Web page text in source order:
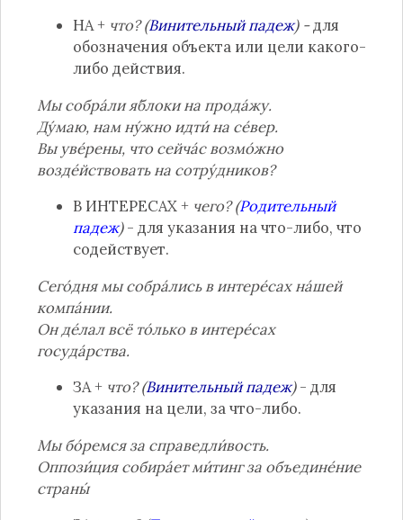
НА + что? (Винительный падеж)-для
обозначения объекта или цели какого-
либо действия.
Мы собра́ли я́блоки на прода́жу.
Ду́маю, нам ну́жно идти́ на се́вер.
Вы уве́рены, что сейча́с возмо́жно
возде́йствовать на сотру́дников?
В ИНТЕРЕСАХ + чего? (Родительный
падеж)- для указания на что-либо, что
содействует.
Сего́дня мы собра́лись в интере́сах на́шей
компа́нии.
Он де́лал всё то́лько в интере́сах
госуда́рства.
ЗА + что? (Винительный падеж) - для
указания на цели, за что-либо.
Мы бо́ремся за справедли́вость.
Оппози́ция собира́ет ми́тинг за объедине́ние
страны́